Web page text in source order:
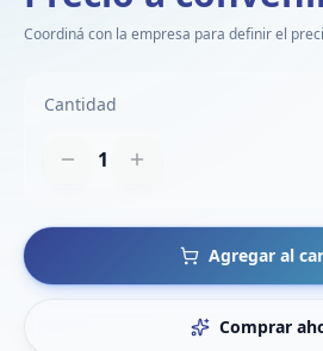
Coordiná con la empresa para definir el
Cantidad
1
Agregar al
Comprar